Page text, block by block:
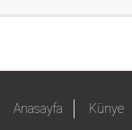
Anasayfa Künye